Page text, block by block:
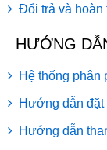
Đổi trả và hoàn
HƯỚNG
Hệ thống phân
Hướng dẫn đặt
Hướng dẫn